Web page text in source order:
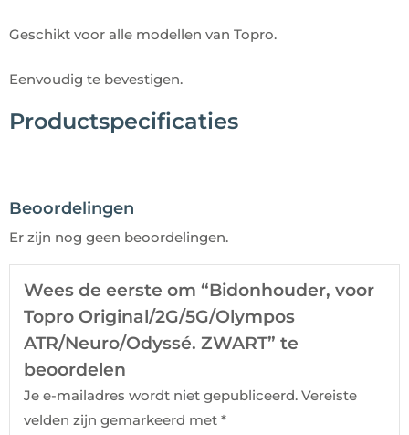
Geschikt voor alle modellen van Topro.
Eenvoudig te bevestigen.
Productspecificaties
Beoordelingen
Er zijn nog geen beoordelingen.
Wees de eerste om “Bidonhouder, voor
Topro Original/2G/5G/Olympos
ATR/Neuro/Odyssé. ZWART” te
beoordelen
Je e-mailadres wordt niet gepubliceerd. Vereiste
velden zijn gemarkeerd met *